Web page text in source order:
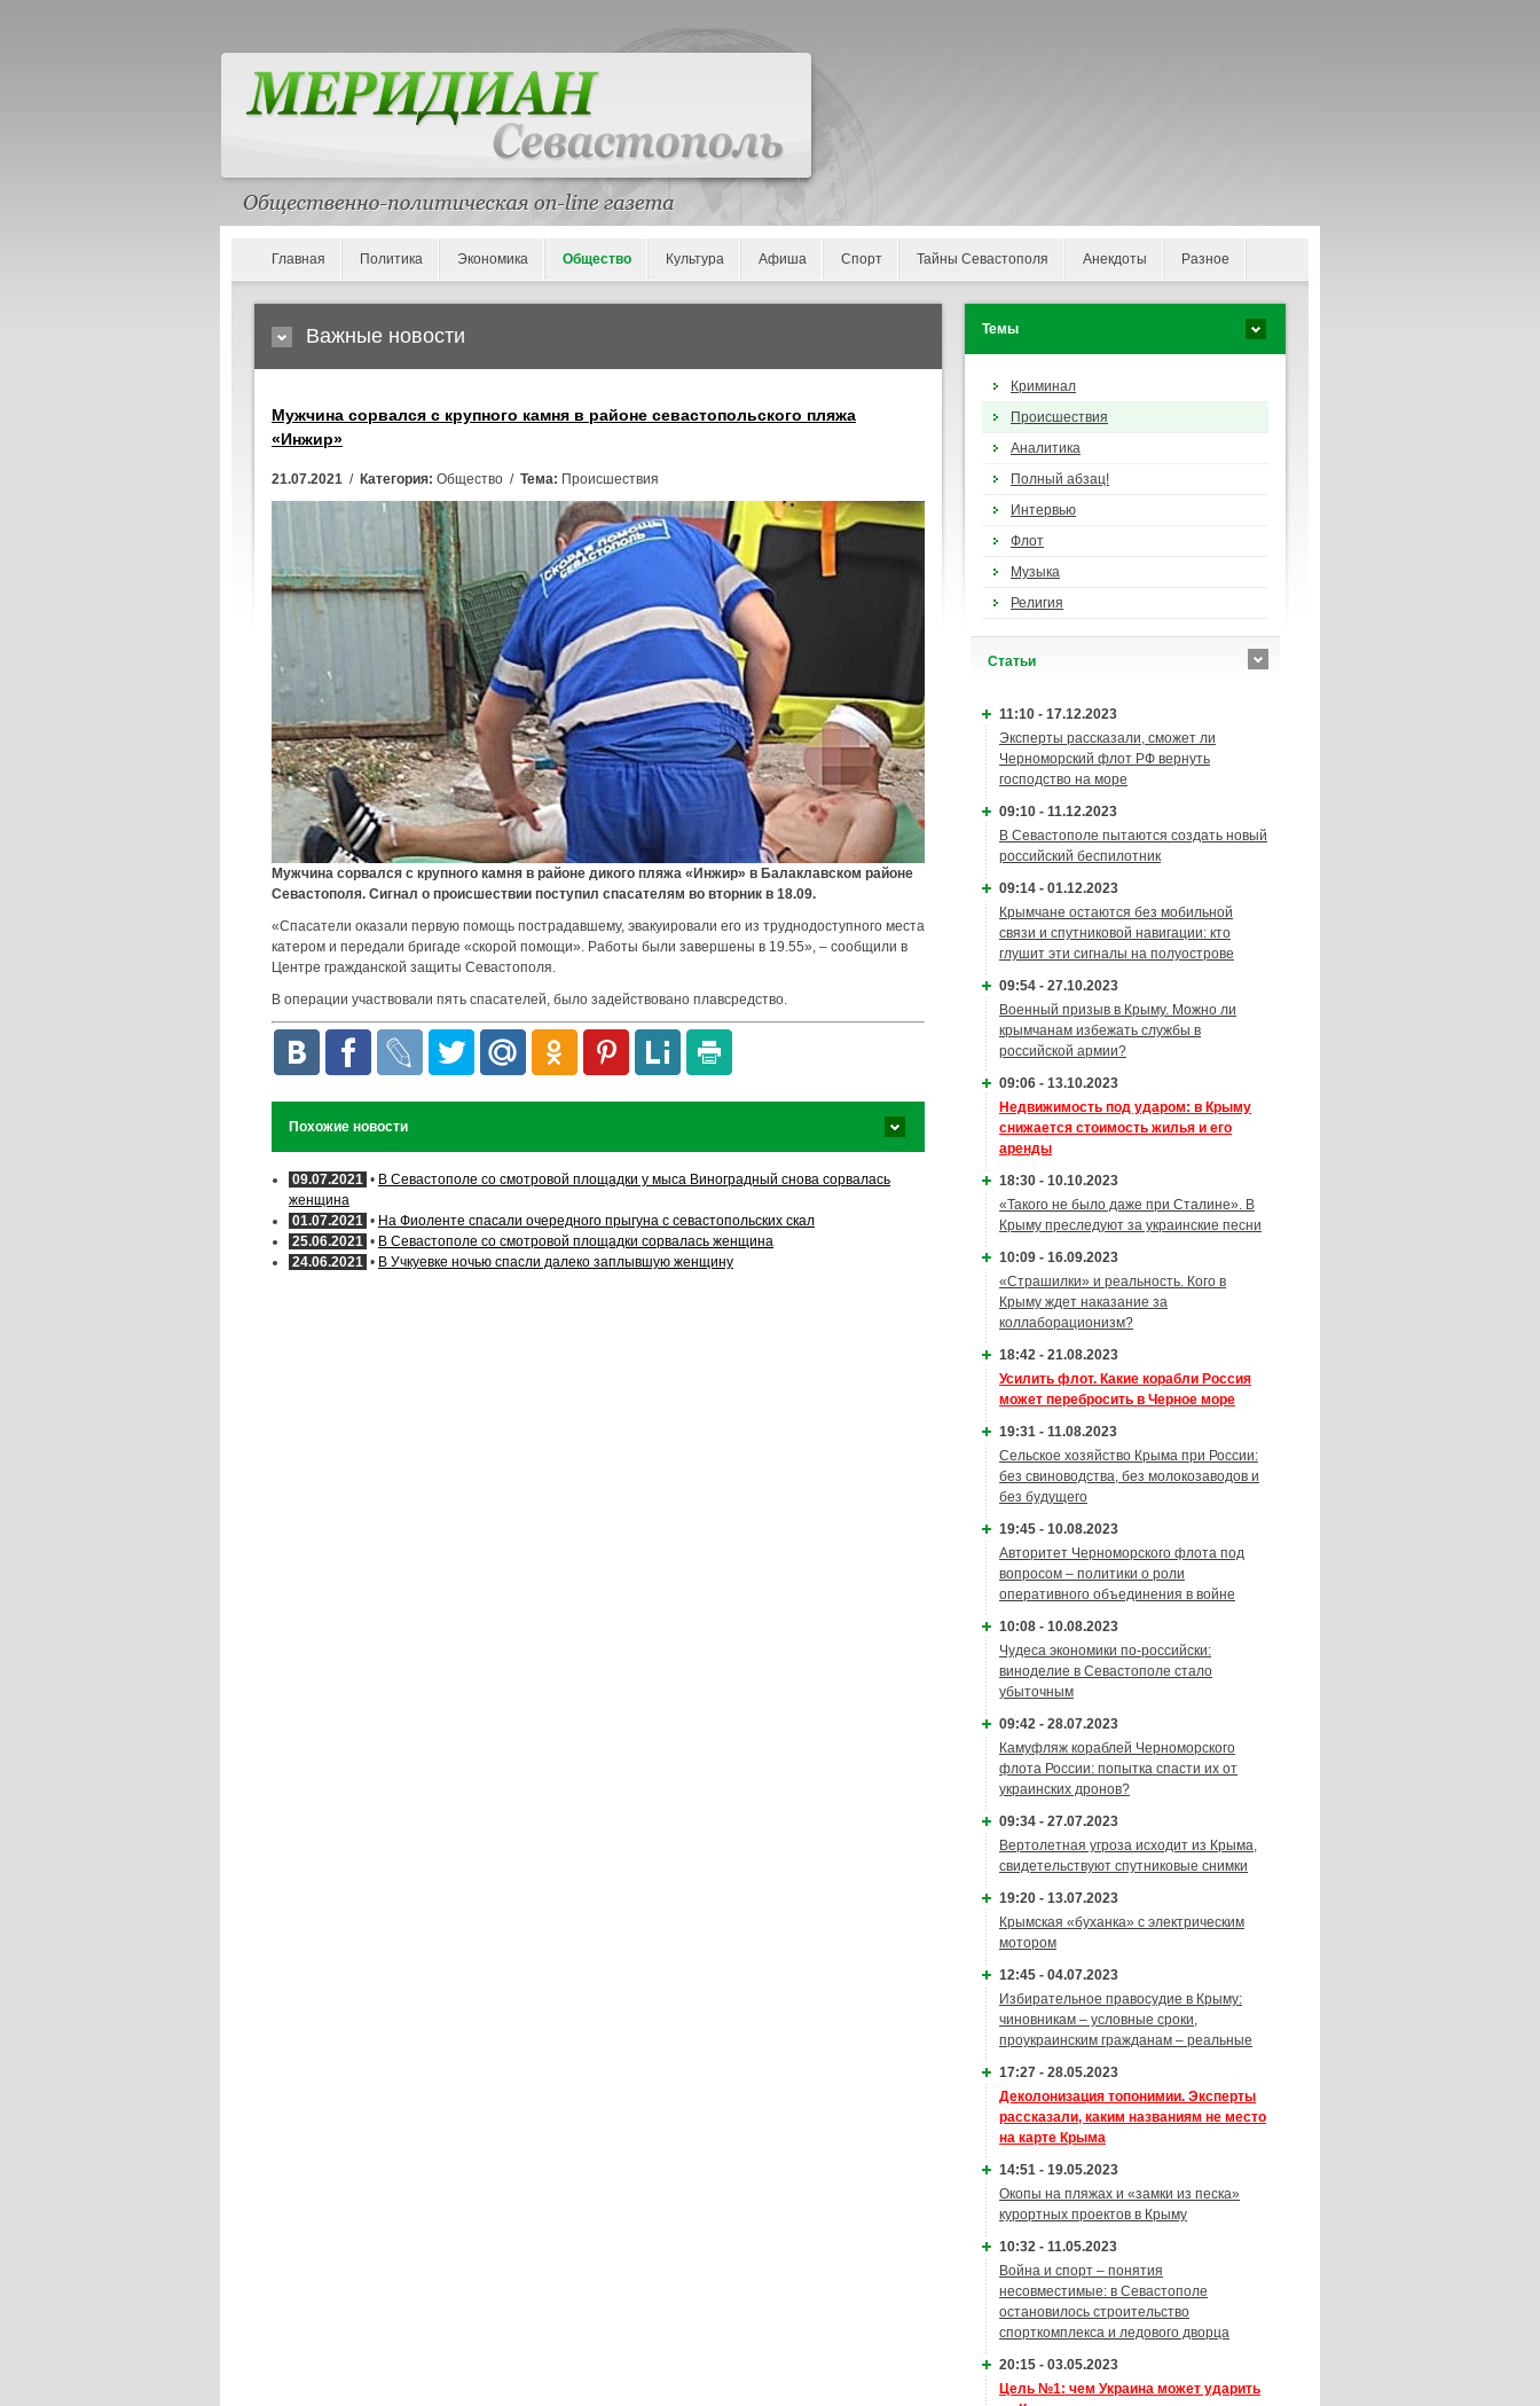
Главная Политика Экономика Общество Культура Афиша Спорт Тайны Севастополя Анекдоты Разное
Важные новости
Мужчина сорвался с крупного камня в районе севастопольского пляжа
«Инжир»
21.07.2021 / Категория: Общество / Тема: Происшествия
Мужчина сорвался с крупного камня в районе дикого пляжа «Инжир» в Балаклавском районе
Севастополя. Сигнал о происшествии поступил спасателям во вторник в 18.09.
«Спасатели оказали первую помощь пострадавшему, эвакуировали его из труднодоступного места
катером и передали бригаде «скорой помощи». Работы были завершены в 19.55», – сообщили в
Центре гражданской защиты Севастополя.
В операции участвовали пять спасателей, было задействовано плавсредство.
Похожие новости
09.07.2021 • В Севастополе со смотровой площадки у мыса Виноградный снова сорвалась
женщина
01.07.2021 • На Фиоленте спасали очередного прыгуна с севастопольских скал
25.06.2021 • В Севастополе со смотровой площадки сорвалась женщина
24.06.2021 • В Учкуевке ночью спасли далеко заплывшую женщину
Темы
Криминал
Происшествия
Аналитика
Полный абзац!
Интервью
Флот
Музыка
Религия
Cтатьи
11:10 - 17.12.2023
Эксперты рассказали, сможет ли
Черноморский флот РФ вернуть
господство на море
09:10 - 11.12.2023
В Севастополе пытаются создать новый
российский беспилотник
09:14 - 01.12.2023
Крымчане остаются без мобильной
связи и спутниковой навигации: кто
глушит эти сигналы на полуострове
09:54 - 27.10.2023
Военный призыв в Крыму. Можно ли
крымчанам избежать службы в
российской армии?
09:06 - 13.10.2023
Недвижимость под ударом: в Крыму
снижается стоимость жилья и его
аренды
18:30 - 10.10.2023
«Такого не было даже при Сталине». В
Крыму преследуют за украинские песни
10:09 - 16.09.2023
«Страшилки» и реальность. Кого в
Крыму ждет наказание за
коллаборационизм?
18:42 - 21.08.2023
Усилить флот. Какие корабли Россия
может перебросить в Черное море
19:31 - 11.08.2023
Сельское хозяйство Крыма при России:
без свиноводства, без молокозаводов и
без будущего
19:45 - 10.08.2023
Авторитет Черноморского флота под
вопросом – политики о роли
оперативного объединения в войне
10:08 - 10.08.2023
Чудеса экономики по-российски:
виноделие в Севастополе стало
убыточным
09:42 - 28.07.2023
Камуфляж кораблей Черноморского
флота России: попытка спасти их от
украинских дронов?
09:34 - 27.07.2023
Вертолетная угроза исходит из Крыма,
свидетельствуют спутниковые снимки
19:20 - 13.07.2023
Крымская «буханка» с электрическим
мотором
12:45 - 04.07.2023
Избирательное правосудие в Крыму:
чиновникам – условные сроки,
проукраинским гражданам – реальные
17:27 - 28.05.2023
Деколонизация топонимии. Эксперты
рассказали, каким названиям не место
на карте Крыма
14:51 - 19.05.2023
Окопы на пляжах и «замки из песка»
курортных проектов в Крыму
10:32 - 11.05.2023
Война и спорт – понятия
несовместимые: в Севастополе
остановилось строительство
спорткомплекса и ледового дворца
20:15 - 03.05.2023
Цель №1: чем Украина может ударить